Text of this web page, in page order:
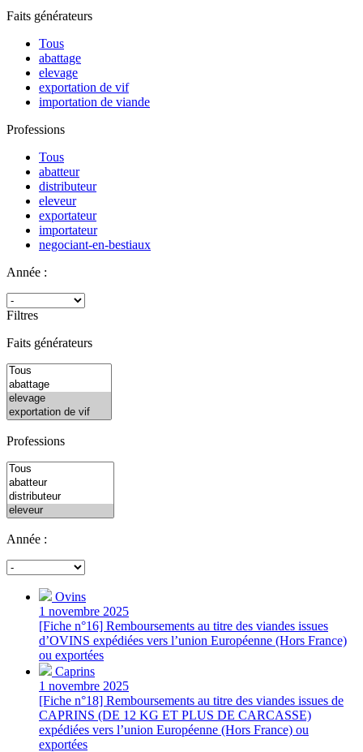
Faits générateurs
Tous
abattage
elevage
exportation de vif
importation de viande
Professions
Tous
abatteur
distributeur
eleveur
exportateur
importateur
negociant-en-bestiaux
Année :
Filtres
Faits générateurs
Professions
Année :
Ovins
1 novembre 2025
[Fiche n°16] Remboursements au titre des viandes issues
d’OVINS expédiées vers l’union Européenne (Hors France)
ou exportées
Caprins
1 novembre 2025
[Fiche n°18] Remboursements au titre des viandes issues de
CAPRINS (DE 12 KG ET PLUS DE CARCASSE)
expédiées vers l’union Européenne (Hors France) ou
exportées